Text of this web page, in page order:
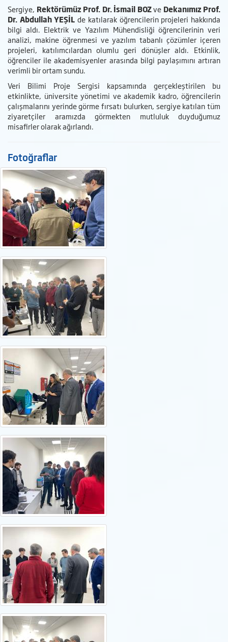
Sergiye, Rektörümüz Prof. Dr. İsmail BOZve Dekanımız Prof.
Dr. Abdullah YEŞİL de katılarak öğrencilerin projeleri hakkında
bilgi aldı. Elektrik ve Yazılım Mühendisliği öğrencilerinin veri
analizi, makine öğrenmesi ve yazılım tabanlı çözümler içeren
projeleri, katılımcılardan olumlu geri dönüşler aldı. Etkinlik,
öğrenciler ile akademisyenler arasında bilgi paylaşımını artıran
verimli bir ortam sundu.
Veri Bilimi Proje Sergisi kapsamında gerçekleştirilen bu
etkinlikte, üniversite yönetimi ve akademik kadro, öğrencilerin
çalışmalarını yerinde görme fırsatı bulurken, sergiye katılan tüm
ziyaretçiler aramızda görmekten mutluluk duyduğumuz
misafirler olarak ağırlandı.
Fotoğraflar